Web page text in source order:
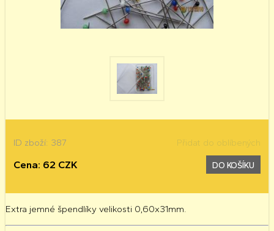
ID zboží: 387 Přidat do oblíbených
Cena: 62 CZK DO KOŠÍKU
Extra jemné špendlíky velikosti 0,60x31mm.